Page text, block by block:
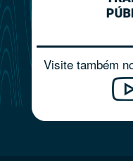
Visite também